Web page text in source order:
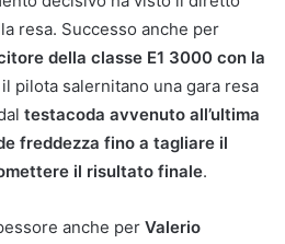
resa. Successo anche per
della classe E1 3000 con la
pilota salernitano una gara resa
testacoda avvenuto all’ultima
freddezza fino a tagliare il
il risultato finale.
anche per Valerio